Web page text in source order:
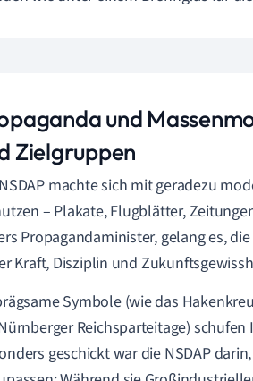
und
Zielgruppen
machte sich mit geradezu
– Plakate, Flugblätter,
Propagandaminister, gelang es,
Kraft, Disziplin und
Symbole (wie das
Reichsparteitage)
geschickt war die NSDAP